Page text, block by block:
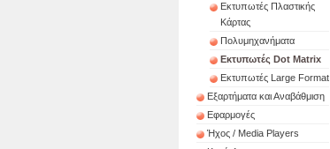
Εκτυπωτές Πλαστικής
Κάρτας
Πολυμηχανήματα
Εκτυπωτές Dot Matrix
Εκτυπωτές Large Format
Εξαρτήματα και Αναβάθμιση
Εφαρμογές
Ήχος / Media Players